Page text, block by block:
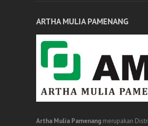
ARTHA MULIA PAMENANG
Artha Mulia Pamenang merupakan